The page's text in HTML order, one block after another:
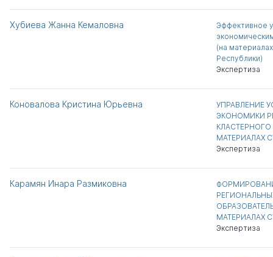
Хубиева Жанна Кемаловна
Эффективное
(на
Республики)
Экспертиза
Коновалова Кристина Юрьевна
УПРАВЛЕНИЕ
ЭКОНОМИКИ
МАТЕРИАЛАХ
Экспертиза
Карамян Инара Размиковна
МАТЕРИАЛАХ
Экспертиза